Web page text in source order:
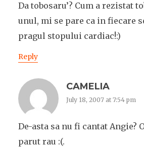
Da tobosaru’? Cum a rezistat
unul, mi se pare ca in fiecare
pragul stopului cardiac!:)
Reply
CAMELIA
July 18, 2007 at 7:54 pm
De-asta sa nu fi cantat Angie?
parut rau :(.